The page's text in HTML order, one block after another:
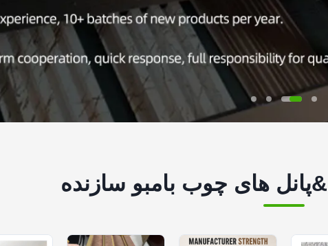
های چوب بامبو سازنده